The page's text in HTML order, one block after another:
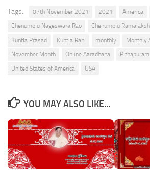
Tags: 07th November 2021 2021 America
Chenumolu Nageswara Rao
Chenumolu
Kuntla Prasad
Kuntla Rani monthly
Monthly
November Month
Online Aaradhana
Pithapuram
United States of America
USA
YOU MAY ALSO LIKE...